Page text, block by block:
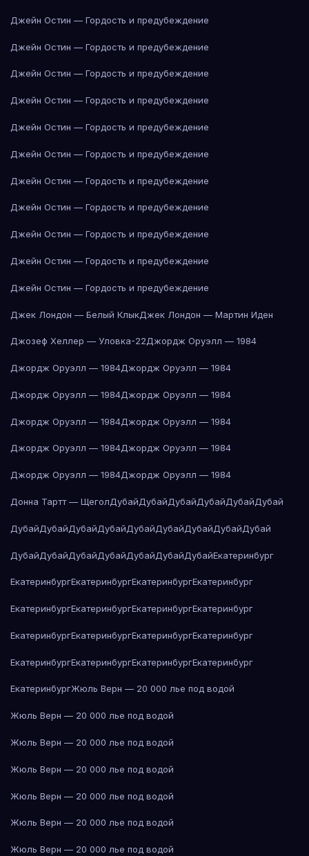
Джейн Остин — Гордость и предубеждение
Джейн Остин — Гордость и предубеждение
Джейн Остин — Гордость и предубеждение
Джейн Остин — Гордость и предубеждение
Джейн Остин — Гордость и предубеждение
Джейн Остин — Гордость и предубеждение
Джейн Остин — Гордость и предубеждение
Джейн Остин — Гордость и предубеждение
Джейн Остин — Гордость и предубеждение
Джейн Остин — Гордость и предубеждение
Джейн Остин — Гордость и предубеждение
Джек Лондон — Белый КлыкДжек Лондон — Мартин Иден
Джозеф Хеллер — Уловка-22Джордж Оруэлл — 1984
Джордж Оруэлл — 1984Джордж Оруэлл — 1984
Джордж Оруэлл — 1984Джордж Оруэлл — 1984
Джордж Оруэлл — 1984Джордж Оруэлл — 1984
Джордж Оруэлл — 1984Джордж Оруэлл — 1984
Джордж Оруэлл — 1984Джордж Оруэлл — 1984
Донна Тартт — ЩеголДубайДубайДубайДубайДубайДубай
ДубайДубайДубайДубайДубайДубайДубайДубайДубай
ДубайДубайДубайДубайДубайДубайДубайЕкатеринбург
ЕкатеринбургЕкатеринбургЕкатеринбургЕкатеринбург
ЕкатеринбургЕкатеринбургЕкатеринбургЕкатеринбург
ЕкатеринбургЕкатеринбургЕкатеринбургЕкатеринбург
ЕкатеринбургЕкатеринбургЕкатеринбургЕкатеринбург
ЕкатеринбургЖюль Верн — 20 000 лье под водой
Жюль Верн — 20 000 лье под водой
Жюль Верн — 20 000 лье под водой
Жюль Верн — 20 000 лье под водой
Жюль Верн — 20 000 лье под водой
Жюль Верн — 20 000 лье под водой
Жюль Верн — 20 000 лье под водой